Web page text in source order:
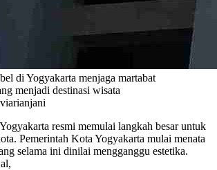
di Yogyakarta menjaga martabat
menjadi destinasi wisata
resmi memulai langkah besar untuk
Pemerintah Kota Yogyakarta mulai menata
selama ini dinilai mengganggu estetika.